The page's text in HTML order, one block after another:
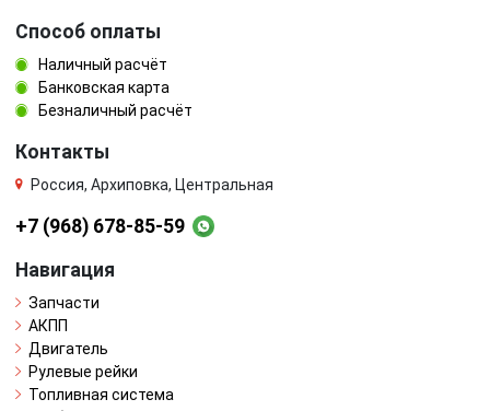
Способ оплаты
Наличный расчёт
Банковская карта
Безналичный расчёт
Контакты
Россия, Архиповка, Центральная
+7 (968) 678-85-59
Навигация
Запчасти
АКПП
Двигатель
Рулевые рейки
Топливная система